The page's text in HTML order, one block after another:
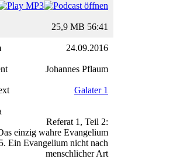
25,9 MB 56:41
24.09.2016
Johannes Pflaum
Galater 1
Referat 1, Teil 2:
einzig wahre Evangelium
5. Ein Evangelium nicht nach
menschlicher Art